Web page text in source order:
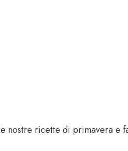
ricette di primavera e